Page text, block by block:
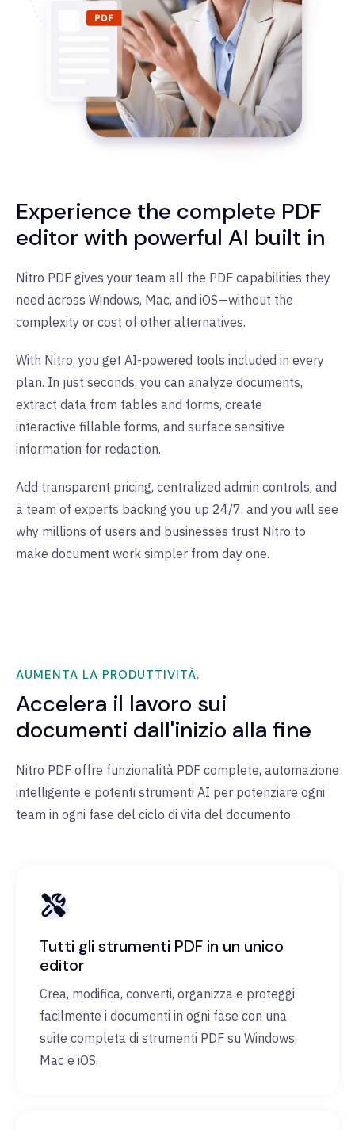
Experience the complete PDF
editor with powerful AI built in
Nitro PDF gives your team all the PDF capabilities they
need across Windows, Mac, and iOS—without the
complexity or cost of other alternatives.
With Nitro, you get AI-powered tools included in every
plan. In just seconds, you can analyze documents,
extract data from tables and forms, create
interactive fillable forms, and surface sensitive
information for redaction.
Add transparent pricing, centralized admin controls, and
a team of experts backing you up 24/7, and you will see
why millions of users and businesses trust Nitro to
make document work simpler from day one.
AUMENTA LA PRODUTTIVITÀ.
Accelera il lavoro sui
documenti dall'inizio alla fine
Nitro PDF offre funzionalità PDF complete, automazione
intelligente e potenti strumenti AI per potenziare ogni
team in ogni fase del ciclo di vita del documento.
Tutti gli strumenti PDF in un unico
editor
Crea, modifica, converti, organizza e proteggi
facilmente i documenti in ogni fase con una
suite completa di strumenti PDF su Windows,
Mac e iOS.